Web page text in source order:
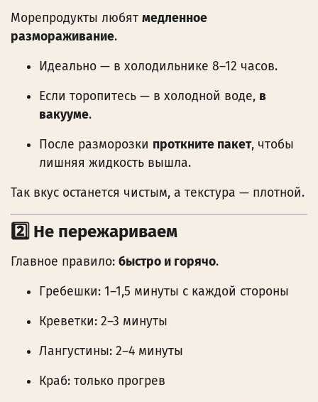
Морепродукты любят медленное
размораживание.
Идеально — в холодильнике 8–12 часов.
Если торопитесь — в холодной воде, в
вакууме.
После разморозки проткните пакет, чтобы
лишняя жидкость вышла.
Так вкус останется чистым, а текстура — плотной.
2️⃣ Не пережариваем
Главное правило: быстро и горячо.
Гребешки: 1–1,5 минуты с каждой стороны
Креветки: 2–3 минуты
Лангустины: 2–4 минуты
Краб: только прогрев